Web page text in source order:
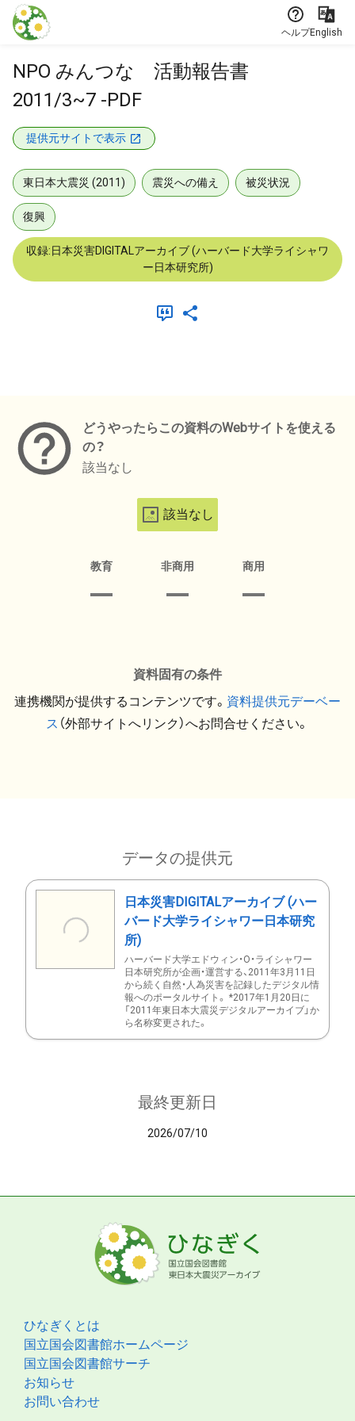
本文に飛ぶ
ヘルプEnglish
NPO みんつな 活動報告書
2011/3~7 -PDF
提供元サイトで表示
東日本大震災 (2011) 震災への備え 被災状況
復興
収録:日本災害DIGITALアーカイブ (ハーバード大学ライシャワ
ー日本研究所)
どうやったらこの資料のWebサイトを使える
の？
該当なし
該当なし
教育 非商用 商用
資料固有の条件
連携機関が提供するコンテンツです。 資料提供元デーベー
ス （外部サイトへリンク）へお問合せください。
データの提供元
日本災害DIGITALアーカイブ (ハー
バード大学ライシャワー日本研究
所)
ハーバード大学エドウィン・O・ライシャワー
日本研究所が企画・運営する、2011年3月11日
から続く自然・人為災害を記録したデジタル情
報へのポータルサイト。 *2017年1月20日に
「2011年東日本大震災デジタルアーカイブ」か
ら名称変更された。
最終更新日
2026/07/10
ひなぎくとは
国立国会図書館ホームページ
国立国会図書館サーチ
お知らせ
お問い合わせ